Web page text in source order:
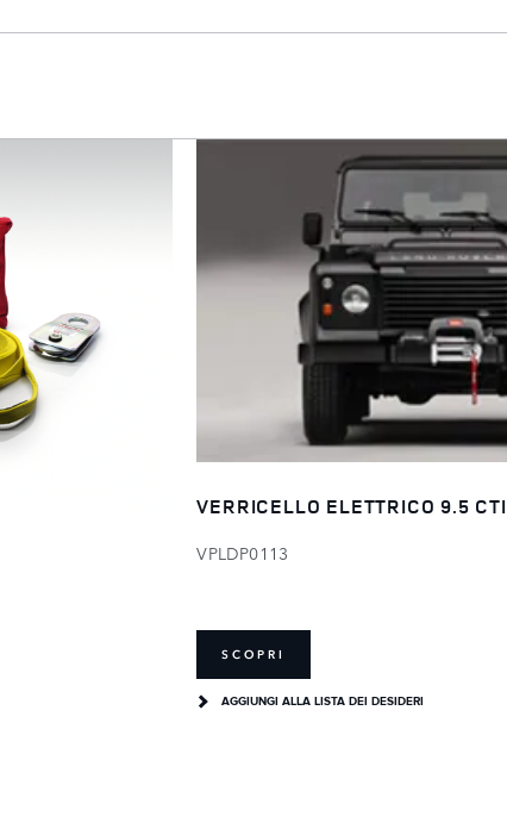
VERRICELLO ELETTRICO 9.5 CTI
VPLDP0113
SCOPRI
AGGIUNGI ALLA LISTA DEI DESIDERI